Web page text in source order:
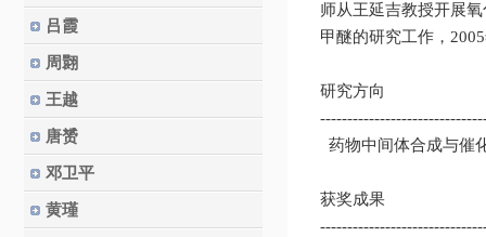
吕霞
周翾
王越
唐赟
邓卫平
黄瑾
师从王延吉教授开展
甲醚的研究工作，
研究方向
药物中间体合成与催
获奖成果